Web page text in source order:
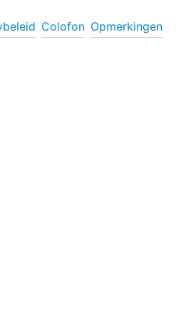
Colofon Opmerkingen